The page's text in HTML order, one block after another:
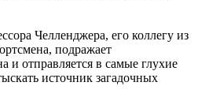
Челленджера, его коллегу из
подражает
и отправляется в самые глухие
источник загадочных